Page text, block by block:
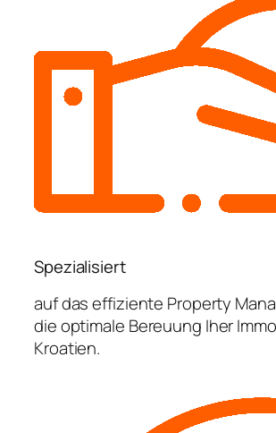
Spezialisiert
auf das effiziente Property
die optimale Bereuung Iher
Kroatien.